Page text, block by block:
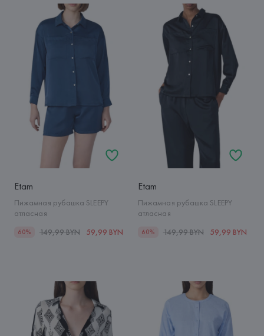
Etam
Пижамная рубашка SLEEPY
атласная
60% 149,99 BYN 59,99 BYN
Etam
Пижамная рубашка SLEEPY
атласная
60% 149,99 BYN 59,99 BYN